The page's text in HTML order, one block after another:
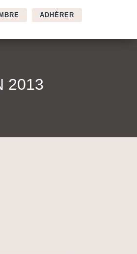
ADHÉRER
2013